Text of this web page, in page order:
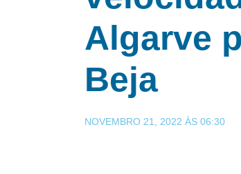
Algarve
Beja
NOVEMBRO 21, 2022 ÀS 06:30